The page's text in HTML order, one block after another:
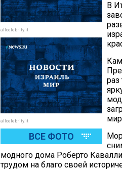
allcelebrity.it
allcelebrity.it
ВСЕ ФОТО
В
модного дома Роберто
трудом на благо своей